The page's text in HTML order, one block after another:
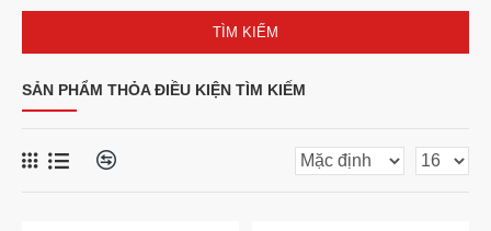
TÌM KIẾM
SẢN PHẨM THỎA ĐIỀU KIỆN TÌM KIẾM